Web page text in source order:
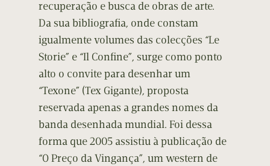
recuperação e busca de obras de arte.
Da sua bibliografia, onde constam
igualmente volumes das colecções “Le
Storie” e “Il Confine”, surge como ponto
alto o convite para desenhar um
“Texone” (Tex Gigante), proposta
reservada apenas a grandes nomes da
banda desenhada mundial. Foi dessa
forma que 2005 assistiu à publicação de
“O Preço da Vingança”, um western de